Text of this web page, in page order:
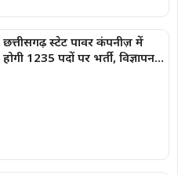
छत्तीसगढ़ स्टेट पावर कंपनीज़ में
होगी 1235 पदों पर भर्ती, विज्ञापन